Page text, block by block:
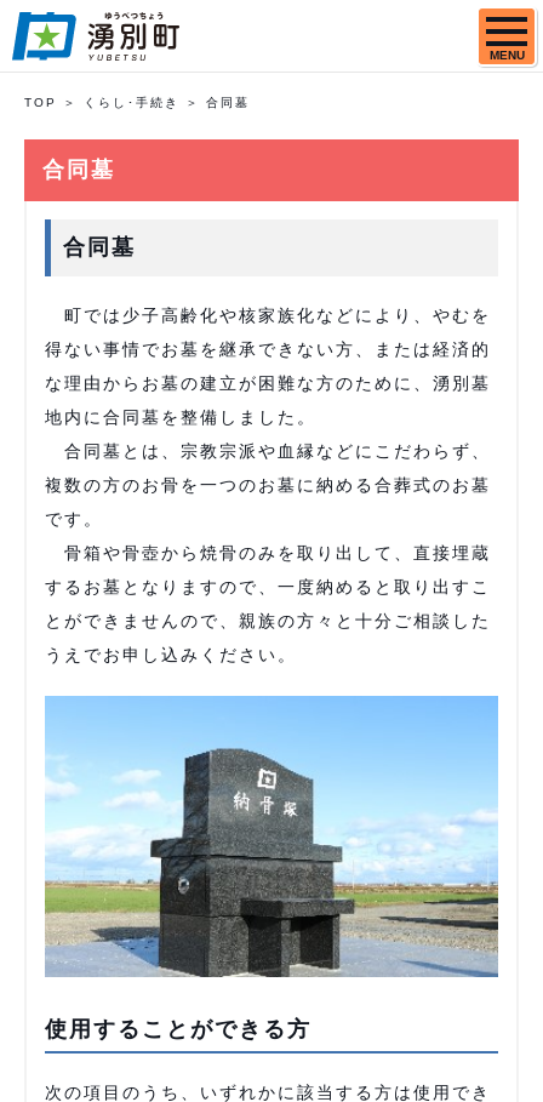
MENU
TOP くらし･手続き 合同墓
合同墓
合同墓
町では少子高齢化や核家族化などにより、やむを
得ない事情でお墓を継承できない方、または経済的
な理由からお墓の建立が困難な方のために、湧別墓
地内に合同墓を整備しました。
合同墓とは、宗教宗派や血縁などにこだわらず、
複数の方のお骨を一つのお墓に納める合葬式のお墓
です。
骨箱や骨壺から焼骨のみを取り出して、直接埋蔵
するお墓となりますので、一度納めると取り出すこ
とができませんので、親族の方々と十分ご相談した
うえでお申し込みください。
使用することができる方
次の項目のうち、いずれかに該当する方は使用でき